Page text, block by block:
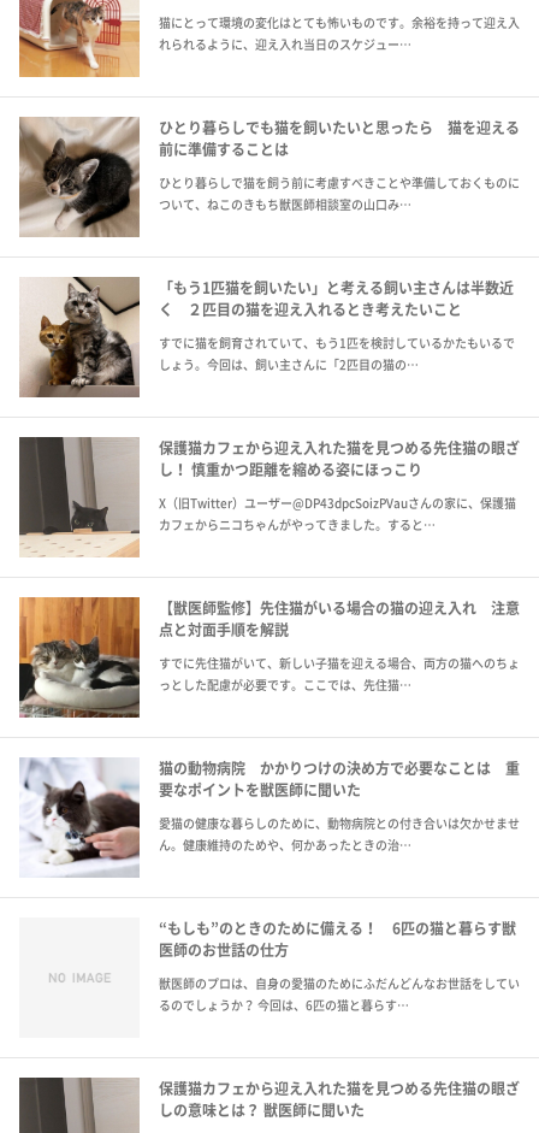
猫にとって環境の変化はとても怖いものです。余裕を持って迎え入
れられるように、迎え入れ当日のスケジュー…
ひとり暮らしでも猫を飼いたいと思ったら 猫を迎える
前に準備することは
ひとり暮らしで猫を飼う前に考慮すべきことや準備しておくものに
ついて、ねこのきもち獣医師相談室の山口み…
「もう1匹猫を飼いたい」と考える飼い主さんは半数近
く ２匹目の猫を迎え入れるとき考えたいこと
すでに猫を飼育されていて、もう1匹を検討しているかたもいるで
しょう。今回は、飼い主さんに「2匹目の猫の…
保護猫カフェから迎え入れた猫を見つめる先住猫の眼ざ
し！ 慎重かつ距離を縮める姿にほっこり
X（旧Twitter）ユーザー@DP43dpcSoizPVauさんの家に、保護猫
カフェからニコちゃんがやってきました。すると…
【獣医師監修】先住猫がいる場合の猫の迎え入れ 注意
点と対面手順を解説
すでに先住猫がいて、新しい子猫を迎える場合、両方の猫へのちょ
っとした配慮が必要です。ここでは、先住猫…
猫の動物病院 かかりつけの決め方で必要なことは 重
要なポイントを獣医師に聞いた
愛猫の健康な暮らしのために、動物病院との付き合いは欠かせませ
ん。健康維持のためや、何かあったときの治…
“もしも”のときのために備える！ 6匹の猫と暮らす獣
医師のお世話の仕方
獣医師のプロは、自身の愛猫のためにふだんどんなお世話をしてい
るのでしょうか？ 今回は、6匹の猫と暮らす…
保護猫カフェから迎え入れた猫を見つめる先住猫の眼ざ
しの意味とは？ 獣医師に聞いた